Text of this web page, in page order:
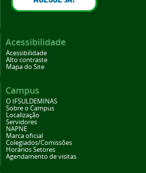
Acessibilidade
Acessibilidade
Alto contraste
Mapa do Site
Campus
O IFSULDEMINAS
Sobre o Campus
Localização
Servidores
NAPNE
Marca oficial
Colegiados/Comissões
Horários Setores
Agendamento de visitas